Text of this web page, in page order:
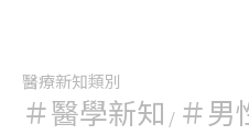
醫療新知類別
＃醫學新知 / ＃男